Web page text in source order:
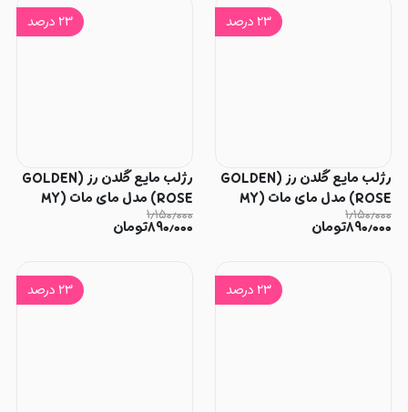
۲۳ درصد
رژلب مایع گلدن رز (GOLDEN
ROSE) مدل مای مات (MY
MATTE) شماره 29
۱٫۱۵۰٫۰۰۰
۸۹۰٫۰۰۰تومان
۲۳ درصد
رژلب مایع گلدن رز (GOLDEN
ROSE) مدل مای مات (MY
MATTE) شماره 28
۱٫۱۵۰٫۰۰۰
۸۹۰٫۰۰۰تومان
۲۳ درصد ۲۳ درصد